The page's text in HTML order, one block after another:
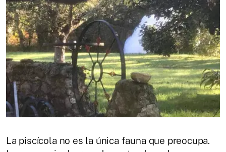
La piscícola no es la única fauna que preocupa.